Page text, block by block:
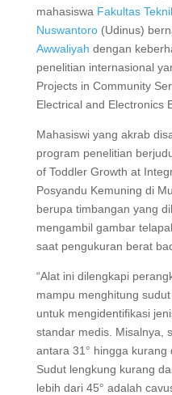
mahasiswa Fakultas
Nuswantoro(Udinus)
Awwaliyah dengan
penelitian internasional
Projects in Community
Electrical and Electronics
Mahasiswi yang akrab
program penelitian
of Toddler Growth at
Posyandu Kemuning di
berupa timbangan yang
mengambil gambar
saat pengukuran berat
“Alat ini dilengkapi
mampu menghitung
untuk mengidentifikasi
standar medis. Misalnya,
antara 31° hingga kurang
Sudut lengkung kurang
lebih dari 45° adalah